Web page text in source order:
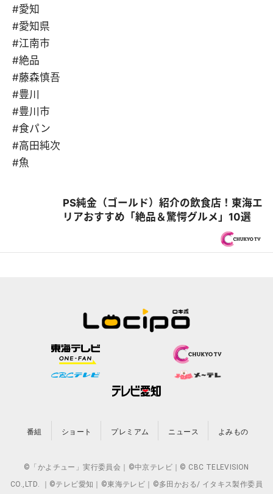
#愛知
#愛知県
#江南市
#絶品
#藤森慎吾
#豊川
#豊川市
#食パン
#高田純次
#魚
PS純金（ゴールド）紹介の飲食店！東海エ
リアおすすめ「絶品＆驚愕グルメ」10選
番組 ショート プレミアム ニュース よみもの
©「かよチュー」実行委員会｜©中京テレビ｜© CBC TELEVISION
CO.,LTD. ｜©テレビ愛知｜©東海テレビ｜©多田かおる/ イタキス製作委員